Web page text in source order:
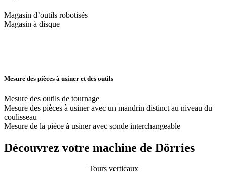
Magasin d’outils robotisés
Magasin à disque
Mesure des pièces à usiner et des outils
Mesure des outils de tournage
Mesure des pièces à usiner avec un mandrin distinct au niveau du
coulisseau
Mesure de la pièce à usiner avec sonde interchangeable
Découvrez votre machine de Dörries
Tours verticaux